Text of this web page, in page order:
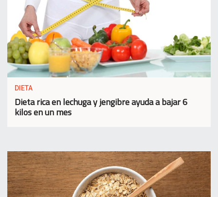
DIETA
Dieta rica en lechuga y jengibre ayuda a bajar 6
kilos en un mes